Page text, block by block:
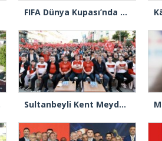
FIFA Dünya Kupası’nda son 32 turu eşleşmeleri belli oldu
Sultanbeyli Kent Meydanı’nda vatandaşlar milli takım için tek yürek oldu